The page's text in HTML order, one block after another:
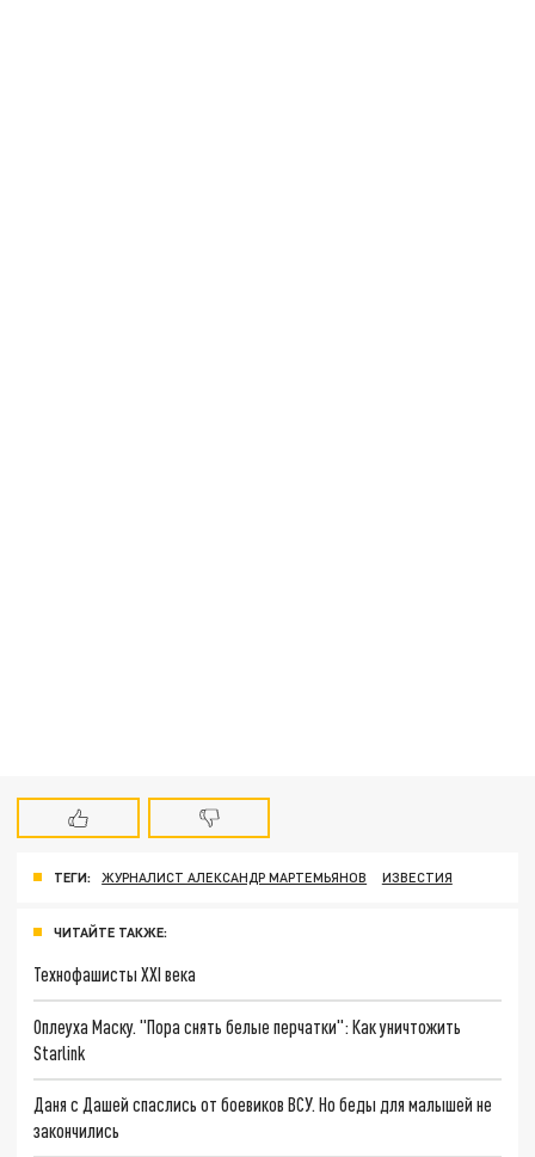
ТЕГИ: ЖУРНАЛИСТ АЛЕКСАНДР МАРТЕМЬЯНОВ ИЗВЕСТИЯ
ЧИТАЙТЕ ТАКЖЕ:
Технофашисты XXI века
Оплеуха Маску. "Пора снять белые перчатки": Как уничтожить
Starlink
Даня с Дашей спаслись от боевиков ВСУ. Но беды для малышей не
закончились